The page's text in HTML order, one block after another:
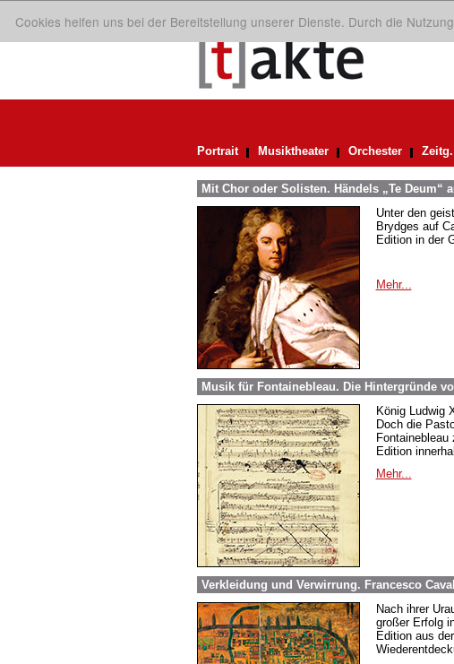
Cookies helfen uns bei der Bereitstellung unserer Dienste. Durch die
Portrait Musiktheater Orchester
Mit Chor oder Solisten. Händels „Te Deum“
Unter den
Brydges auf
Edition in der
Mehr...
Musik für Fontainebleau. Die Hintergründe
König Ludwig
Doch die
Edition
Mehr...
Verkleidung und Verwirrung. Francesco
Nach ihrer
großer Erfolg
Edition aus